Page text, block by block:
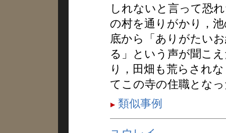
しれないと言って恐
の村を通りがかり，
底から「ありがたい
る」という声が聞こ
り，田畑も荒らされ
てこの寺の住職とな
類似事例